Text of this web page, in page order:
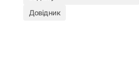
Довідник